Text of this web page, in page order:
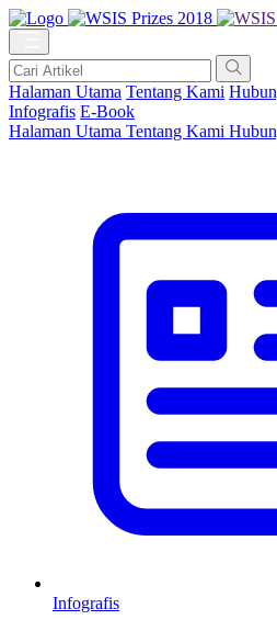
Halaman Utama Tentang Kami
Infografis E-Book
Halaman Utama Tentang Kami
Infografis